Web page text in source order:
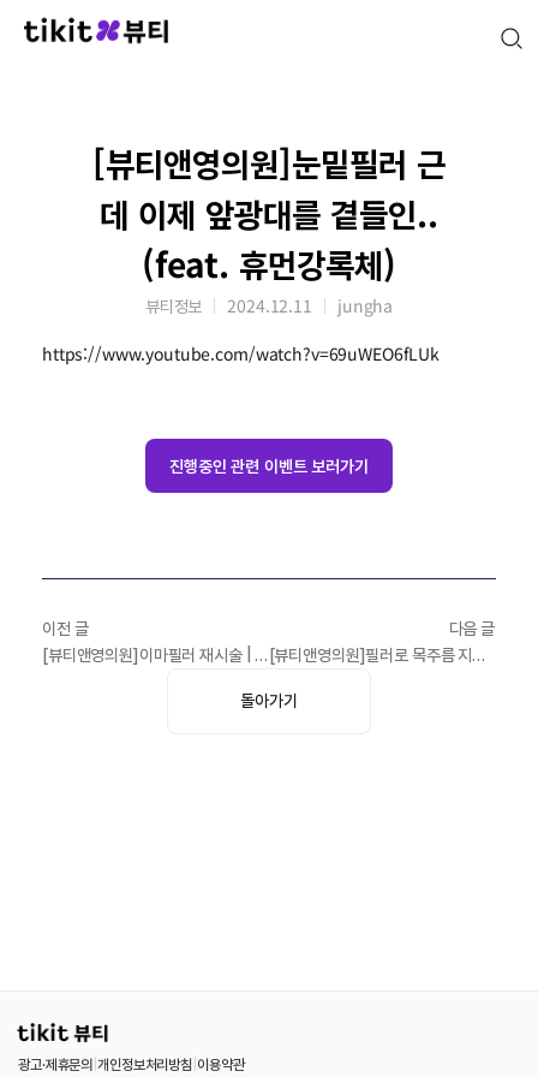
[뷰티앤영의원]눈밑필러 근
데 이제 앞광대를 곁들인..
(feat. 휴먼강록체)
뷰티정보 2024.12.11 jungha
https://www.youtube.com/watch?v=69uWEO6fLUk
진행중인 관련 이벤트 보러가기
이전 글
[뷰티앤영의원]이마필러 재시술 | 누가 요즘 티나게 해? 유행지난 이마필러 Bye :)
다음 글
[뷰티앤영의원]필러로 목주름 지워버리기 (feat. 가로목주름)
돌아가기
광고·제휴문의 |개인정보처리방침 이용약관